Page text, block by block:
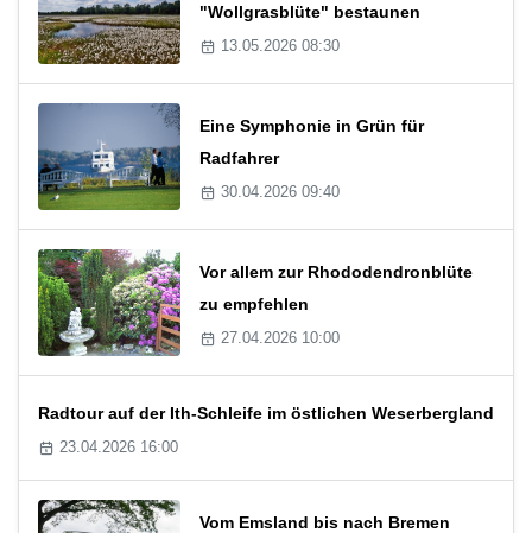
"Wollgrasblüte" bestaunen
13.05.2026 08:30
Eine Symphonie in Grün für
Radfahrer
30.04.2026 09:40
Vor allem zur Rhododendronblüte
zu empfehlen
27.04.2026 10:00
Radtour auf der Ith-Schleife im östlichen Weserbergland
23.04.2026 16:00
Vom Emsland bis nach Bremen